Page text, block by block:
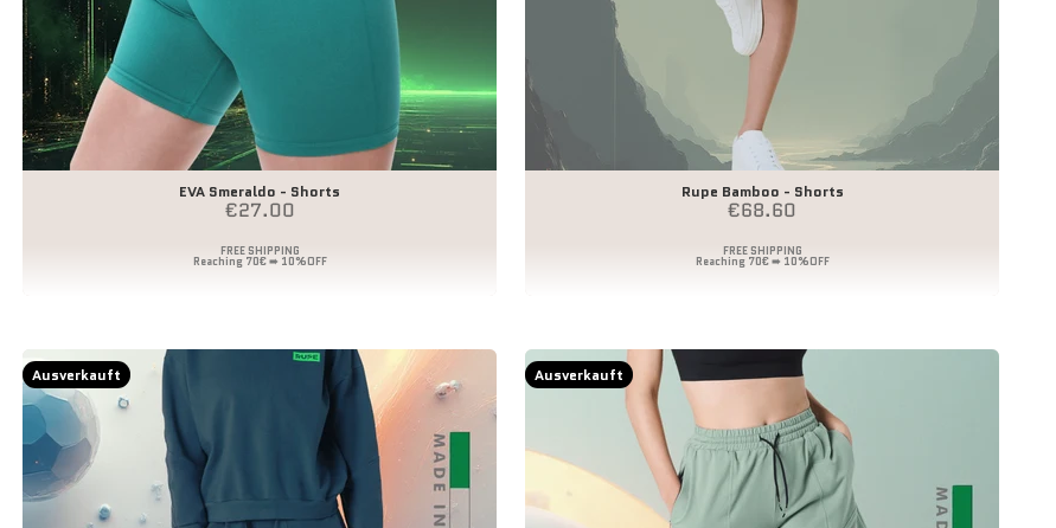
EVA Smeraldo - Shorts
Angebot
€27.00
Rupe Bamboo - Shorts
Angebot
€68.60
Ausverkauft Ausverkauft